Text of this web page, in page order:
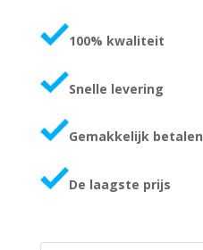
100% kwaliteit
Snelle levering
Gemakkelijk betalen
De laagste prijs